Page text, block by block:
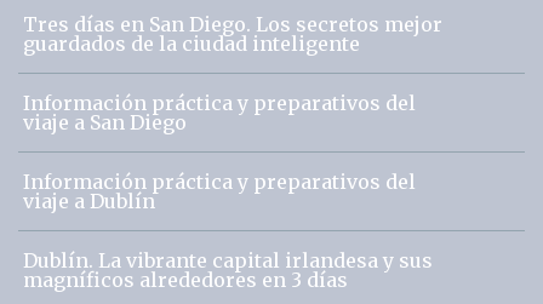
Tres días en San Diego. Los secretos mejor
guardados de la ciudad inteligente
Información práctica y preparativos del
viaje a San Diego
Información práctica y preparativos del
viaje a Dublín
Dublín. La vibrante capital irlandesa y sus
magníficos alrededores en 3 días